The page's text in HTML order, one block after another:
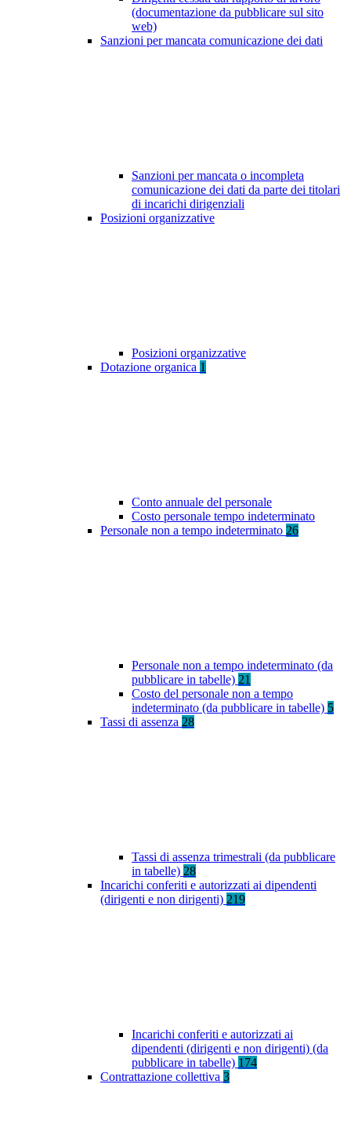
(documentazione da pubblicare sul sito
web)
Sanzioni per mancata comunicazione dei dati
Sanzioni per mancata o incompleta
comunicazione dei dati da parte dei titolari
di incarichi dirigenziali
Posizioni organizzative
Posizioni organizzative
Dotazione organica 1
Conto annuale del personale
Costo personale tempo indeterminato
Personale non a tempo indeterminato 26
Personale non a tempo indeterminato (da
pubblicare in tabelle) 21
Costo del personale non a tempo
indeterminato (da pubblicare in tabelle) 5
Tassi di assenza 28
Tassi di assenza trimestrali (da pubblicare
in tabelle) 28
Incarichi conferiti e autorizzati ai dipendenti
(dirigenti e non dirigenti) 219
Incarichi conferiti e autorizzati ai
dipendenti (dirigenti e non dirigenti) (da
pubblicare in tabelle) 174
Contrattazione collettiva 3